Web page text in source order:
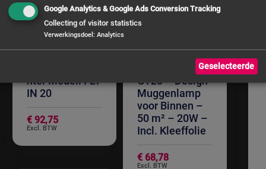
hter Modell FLY
IN 20
€ 92,75
Insectenlamp
GT20 – Design
Muggenlamp
voor Binnen –
50 m² – 20W –
Incl. Kleeffolie
€ 68,78
Google Analytics & Google Ads Conversion Tracking
Collecting of visitor statistics
Verwerkingsdoel : Analytics
Geselecteerde